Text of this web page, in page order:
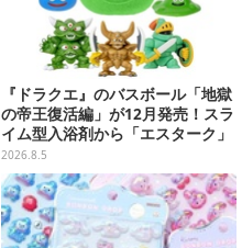
『ドラクエ』のバスボール「地獄
の帝王復活編」が12月発売！スラ
イム型入浴剤から「エスターク」
「デスピサロ」ら6体が飛び出す
2026.8.5